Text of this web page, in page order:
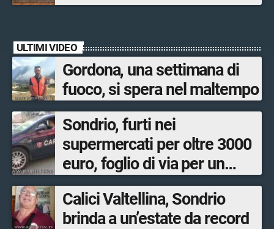
ULTIMI VIDEO
Gordona, una settimana di
fuoco, si spera nel maltempo
Sondrio, furti nei
supermercati per oltre 3000
euro, foglio di via per un
ventinovenne
Calici Valtellina, Sondrio
brinda a un’estate da record